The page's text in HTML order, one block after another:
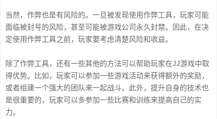
当然，作弊也是有风险的。一旦被发现使用作弊工具，玩家可能
面临被封号的风险，甚至可能被游戏公司永久封禁。因此，在决
定使用作弊工具之前，玩家要考虑清楚风险和收益。
除了作弊工具，还有一些其他的方法可以帮助玩家在JJ游戏中取
得优势。比如，玩家可以参加一些游戏活动来获得额外的奖励，
或者组建一个强大的团队来一起战斗。此外，提升自身的技术也
是很重要的，玩家可以多参加一些比赛和训练来提高自己的实
力。